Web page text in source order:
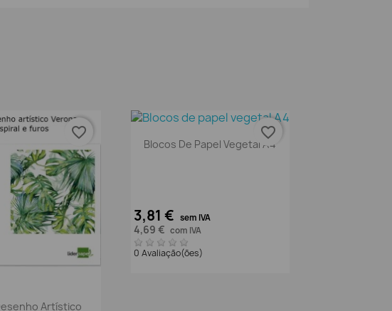
rápidaArtístico
favorite_border  Vista rápida
Blocos De Papel Vegetal A4
3,81 € sem IVA
4,69 € com IVA
0 Avaliação(ões)
favorite_border